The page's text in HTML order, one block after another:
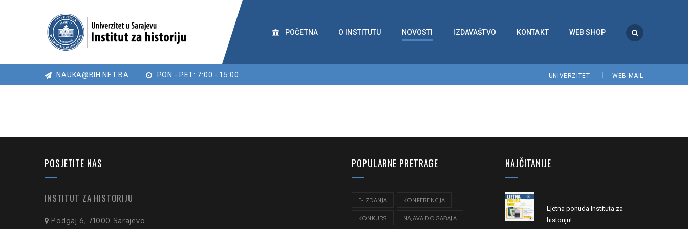
POČETNA O INSTITUTU NOVOSTI IZDAVAŠTVO KONTAKT WEB SHOP
NAUKA@BIH.NET.BA PON - PET: 7:00 - 15:00 UNIVERZITET WEB MAIL
POSJETITE NAS
INSTITUT ZA HISTORIJU
Podgaj 6, 71000 Sarajevo
POPULARNE PRETRAGE
E-IZDANJA KONFERENCIJA
KONKURS NAJAVA DOGAĐAJA
NAJČITANIJE
Ljetna ponuda Instituta za
historiju!